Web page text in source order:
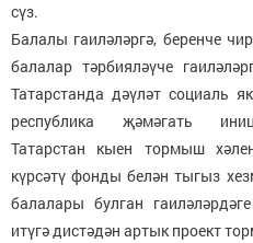
сүз.
Балалы гаиләләргә, беренче
балалар тәрбияләүче
Татарстанда дәүләт социаль
республика җәмәгать
Татарстан кыен тормыш
күрсәтү фонды белән тыгыз
балалары булган
итүгә дистәдән артык проект